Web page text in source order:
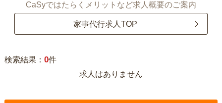
CaSyではたらくメリットなど求人概要のご案内
家事代行求人TOP
検索結果： 0件
求人はありません